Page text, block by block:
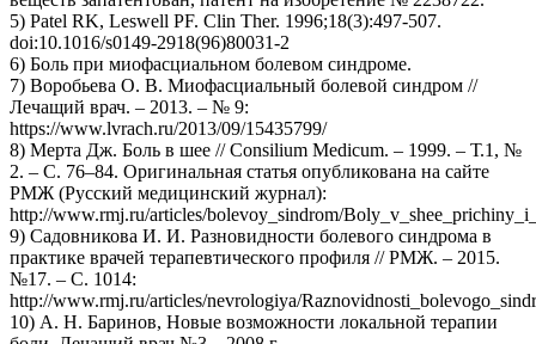
5) Patel RK, Leswell PF. Clin Ther. 1996;18(3):497-507.
doi:10.1016/s0149-2918(96)80031-2
6) Боль при миофасциальном болевом синдроме.
7) Воробьева О. В. Миофасциальный болевой синдром //
Лечащий врач. – 2013. – № 9:
https://www.lvrach.ru/2013/09/15435799/
8) Мерта Дж. Боль в шее // Consilium Medicum. – 1999. – Т.1, №
2. – С. 76–84. Оригинальная статья опубликована на сайте
РМЖ (Русский медицинский журнал):
http://www.rmj.ru/articles/bolevoy_sindrom/
9) Садовникова И. И. Разновидности болевого синдрома в
практике врачей терапевтического профиля // РМЖ. – 2015.
№17. – С. 1014:
http://www.rmj.ru/articles/nevrologiya/
10) А. Н. Баринов, Новые возможности локальной терапии